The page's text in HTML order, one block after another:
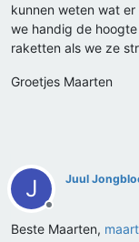
kunnen weten wat
we handig de
raketten als we ze
Groetjes Maarten
J
Offline
Juul
Beste Maarten,